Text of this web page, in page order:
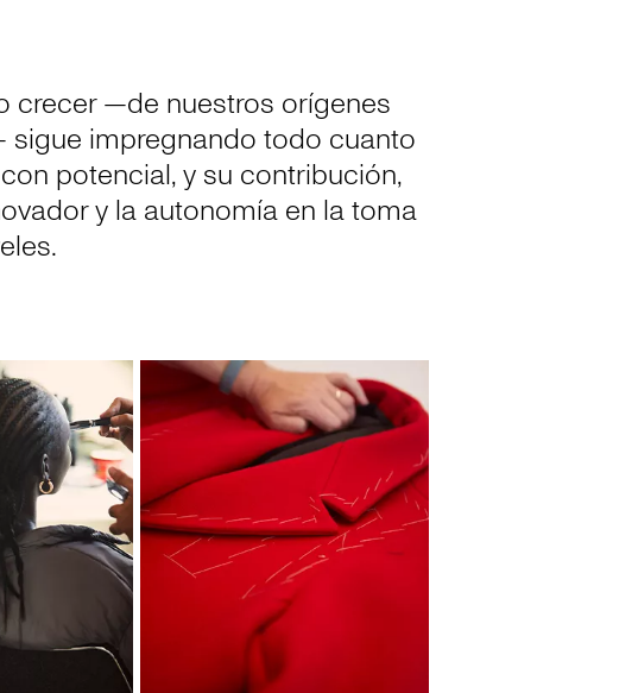
crecer —de nuestros orígenes
impregnando todo cuanto
potencial, y su contribución,
y la autonomía en la toma